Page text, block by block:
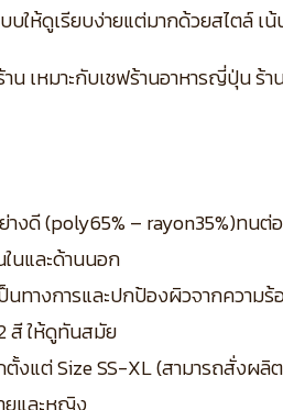
ให้ดูเรียบง่ายแต่มากด้วยสไตล์ เ
น เหมาะกับเชฟร้านอาหารญี่ปุ่น ร้
งดี (poly65% – rayon35%)ทนต่
นและด้านนอก
นทางการและปกป้องผิวจากความร้
สี ให้ดูทันสมัย
ตั้งแต่ Size SS-XL (สามารถสั่งผ
ยและหญิง